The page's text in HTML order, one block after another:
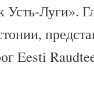
Усть-Луги».
Eesti